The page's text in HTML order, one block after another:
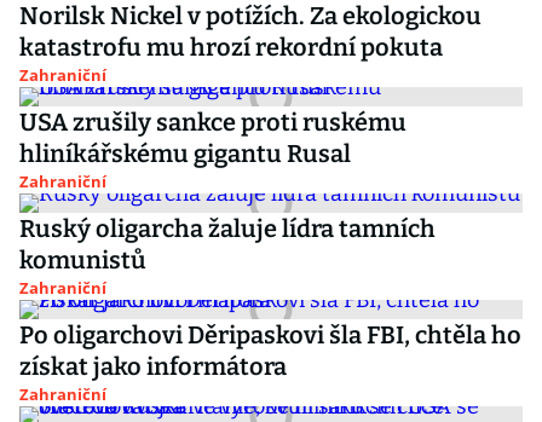
Norilsk Nickel v potížích. Za ekologickou
katastrofu mu hrozí rekordní pokuta
Zahraniční
USA zrušily sankce proti ruskému
hliníkářskému gigantu Rusal
Zahraniční
Ruský oligarcha žaluje lídra tamních
komunistů
Zahraniční
Po oligarchovi Děripaskovi šla FBI, chtěla ho
získat jako informátora
Zahraniční